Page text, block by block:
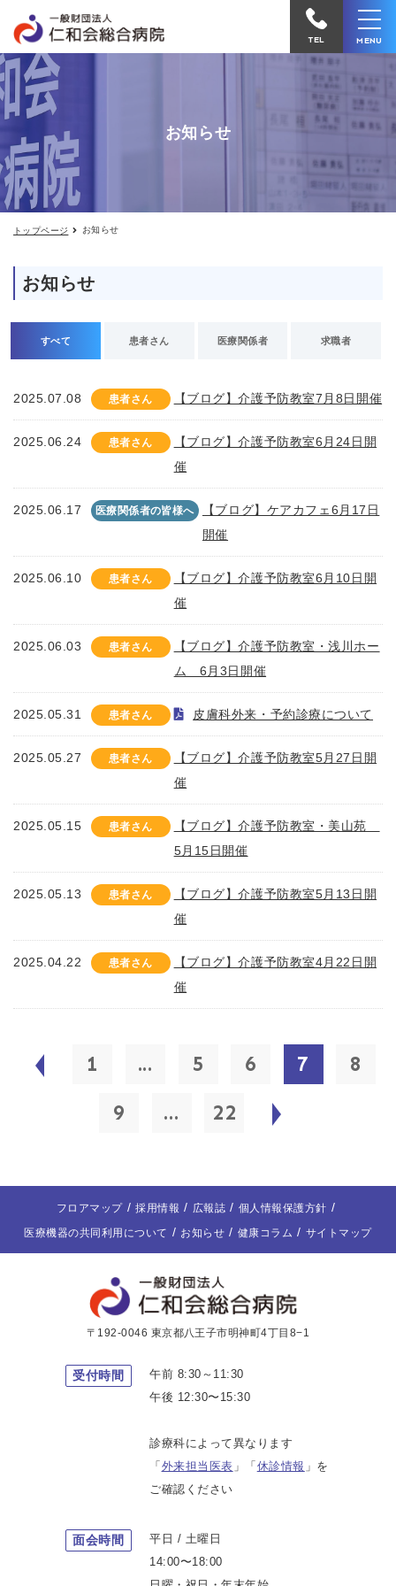
せ
病
院
電
TEL MENU
お知らせ
トップページ お知らせ
お知らせ
すべて 患者さん 医療関係者 求職者
2025.07.08 患者さん 【ブログ】介護予防教室7月8日開催
2025.06.24 患者さん
【ブログ】介護予防教室6月24日開
催
2025.06.17 医療関係者の皆様へ
【ブログ】ケアカフェ6月17日
開催
2025.06.10 患者さん
【ブログ】介護予防教室6月10日開
催
2025.06.03 患者さん
【ブログ】介護予防教室・浅川ホー
ム 6月3日開催
2025.05.31 患者さん 皮膚科外来・予約診療について
2025.05.27 患者さん
【ブログ】介護予防教室5月27日開
催
2025.05.15 患者さん
【ブログ】介護予防教室・美山苑
5月15日開催
2025.05.13 患者さん
【ブログ】介護予防教室5月13日開
催
2025.04.22 患者さん
【ブログ】介護予防教室4月22日開
催
1 ... 5 6 7
8
9
... 22
フロアマップ 採用情報 広報誌
個人情報保護方針
医療機器の共同利用について
お知らせ 健康コラム サイトマップ
〒192-0046 東京都八王子市明神町4丁目8−1
受付時間
午前 8:30～11:30
午後 12:30〜15:30
診療科によって異なります
「 外来担当医表 」「 休診情報 」を
ご確認ください
面会時間
平日 / 土曜日
14:00〜18:00